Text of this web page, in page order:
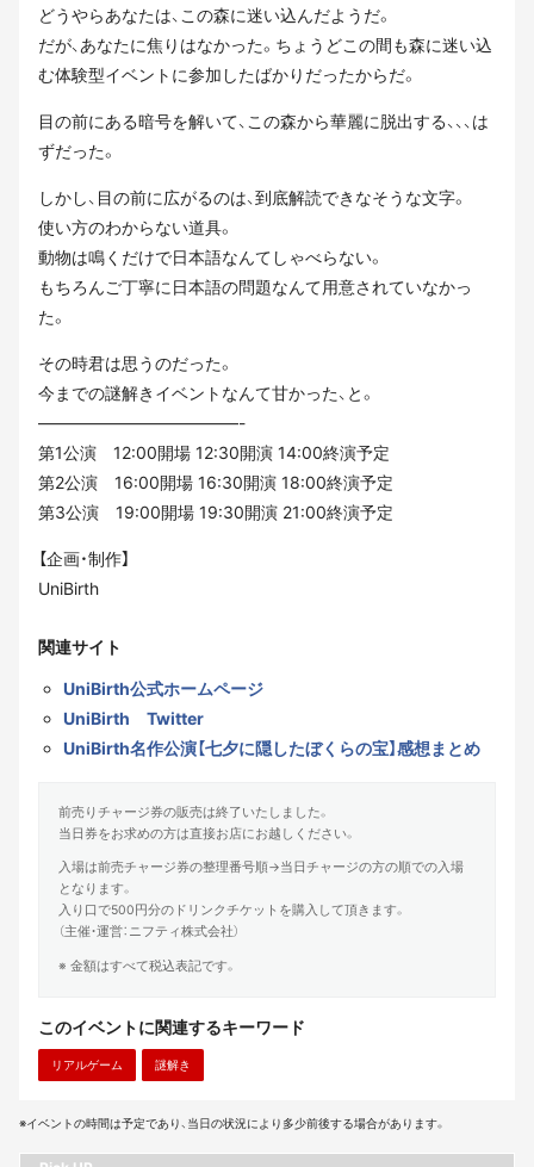
どうやらあなたは、この森に迷い込んだようだ。
だが、あなたに焦りはなかった。ちょうどこの間も森に迷い込
む体験型イベントに参加したばかりだったからだ。
目の前にある暗号を解いて、この森から華麗に脱出する、、、は
ずだった。
しかし、目の前に広がるのは、到底解読できなそうな文字。
使い方のわからない道具。
動物は鳴くだけで日本語なんてしゃべらない。
もちろんご丁寧に日本語の問題なんて用意されていなかっ
た。
その時君は思うのだった。
今までの謎解きイベントなんて甘かった、と。
————————————-
第1公演 12:00開場 12:30開演 14:00終演予定
第2公演 16:00開場 16:30開演 18:00終演予定
第3公演 19:00開場 19:30開演 21:00終演予定
【企画・制作】
UniBirth
関連サイト
UniBirth公式ホームページ
UniBirth Twitter
UniBirth名作公演【七夕に隠したぼくらの宝】感想まとめ
前売りチャージ券の販売は終了いたしました。
当日券をお求めの方は直接お店にお越しください。
入場は前売チャージ券の整理番号順→当日チャージの方の順での入場
となります。
入り口で500円分のドリンクチケットを購入して頂きます。
（主催・運営：ニフティ株式会社）
※ 金額はすべて税込表記です。
このイベントに関連するキーワード
リアルゲーム 謎解き
※イベントの時間は予定であり、当日の状況により多少前後する場合があります。